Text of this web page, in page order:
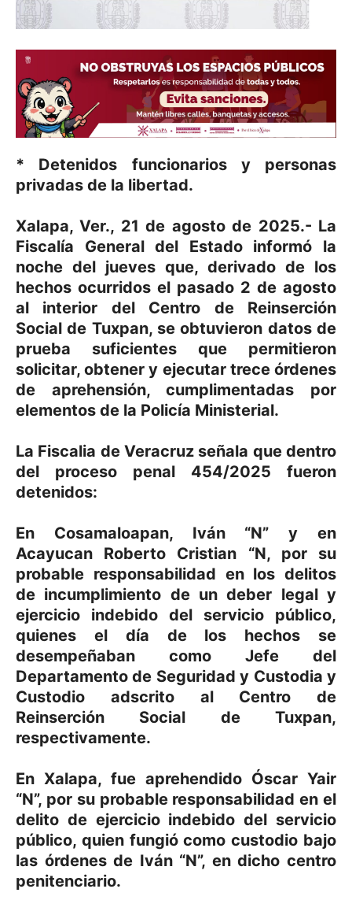
* Detenidos funcionarios y personas
privadas de la libertad.
Xalapa, Ver., 21 de agosto de 2025.- La
Fiscalía General del Estado informó la
noche del jueves que, derivado de los
hechos ocurridos el pasado 2 de agosto
al interior del Centro de Reinserción
Social de Tuxpan, se obtuvieron datos de
prueba suficientes que permitieron
solicitar, obtener y ejecutar trece órdenes
de aprehensión, cumplimentadas por
elementos de la Policía Ministerial.
La Fiscalia de Veracruz señala que dentro
del proceso penal 454/2025 fueron
detenidos:
En Cosamaloapan, Iván “N” y en
Acayucan Roberto Cristian “N, por su
probable responsabilidad en los delitos
de incumplimiento de un deber legal y
ejercicio indebido del servicio público,
quienes el día de los hechos se
desempeñaban como Jefe del
Departamento de Seguridad y Custodia y
Custodio adscrito al Centro de
Reinserción Social de Tuxpan,
respectivamente.
En Xalapa, fue aprehendido Óscar Yair
“N”, por su probable responsabilidad en el
delito de ejercicio indebido del servicio
público, quien fungió como custodio bajo
las órdenes de Iván “N”, en dicho centro
penitenciario.